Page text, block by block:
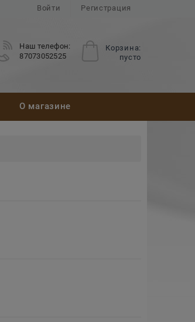
Войти Регистрация
Корзина:
пусто
Наш телефон:
87073052525
О магазине